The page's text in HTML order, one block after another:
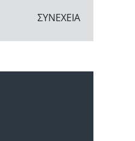
ΣΥΝΕΧΕΙΑ